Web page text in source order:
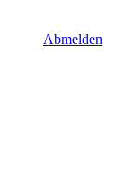
Abmelden